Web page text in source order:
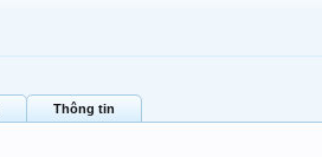
Thông tin